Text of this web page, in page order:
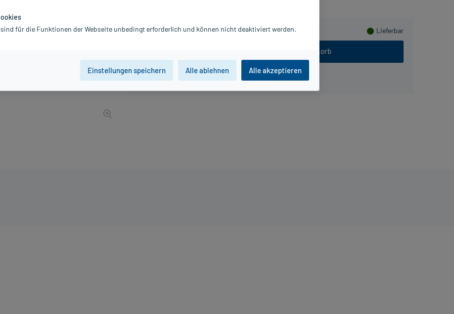
Lieferbar
In den Warenkorb
sind für die Funktionen der Webseite unbedingt erforderlich und können nicht deaktiviert werden.
Einstellungen speichern Alle ablehnen Alle akzeptieren